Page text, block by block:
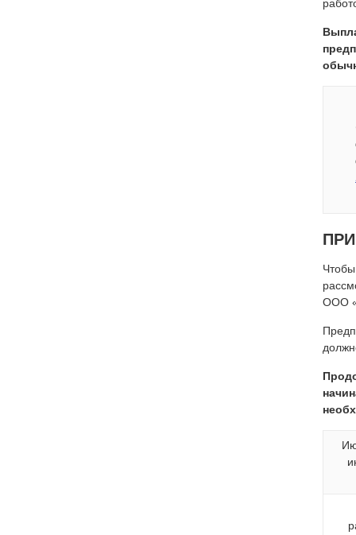
ООО